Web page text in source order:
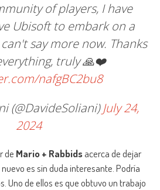
of players, I have
Ubisoft to embark on a
say more now. Thanks
truly 🙏❤️
nafgBC2bu8
(@DavideSoliani)July 24,
2024
de Mario + Rabbidsacerca de dejar
es sin duda interesante. Podría
Uno de ellos es que obtuvo un trabajo